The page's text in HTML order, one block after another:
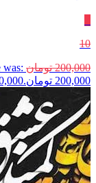
10
200,000 تومان was:
200,000 تومان.